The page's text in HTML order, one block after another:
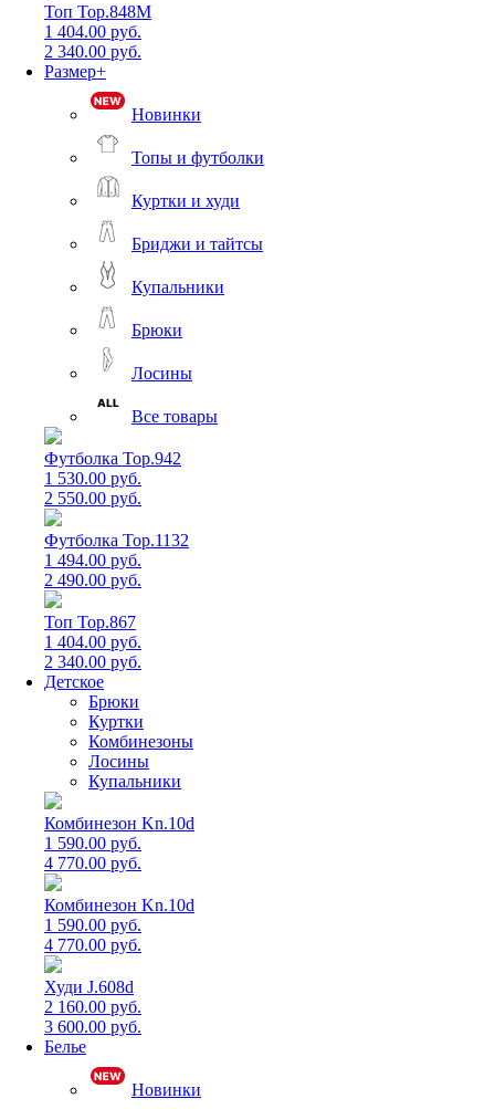
Топ Top.848M
1 404.00 руб.
2 340.00 руб.
Размер+
Новинки
Топы и футболки
Куртки и худи
Бриджи и тайтсы
Купальники
Брюки
Лосины
Все товары
Футболка Top.942
1 530.00 руб.
2 550.00 руб.
Футболка Top.1132
1 494.00 руб.
2 490.00 руб.
Топ Top.867
1 404.00 руб.
2 340.00 руб.
Детское
Брюки
Куртки
Комбинезоны
Лосины
Купальники
Комбинезон Kn.10d
1 590.00 руб.
4 770.00 руб.
Комбинезон Kn.10d
1 590.00 руб.
4 770.00 руб.
Худи J.608d
2 160.00 руб.
3 600.00 руб.
Белье
Новинки